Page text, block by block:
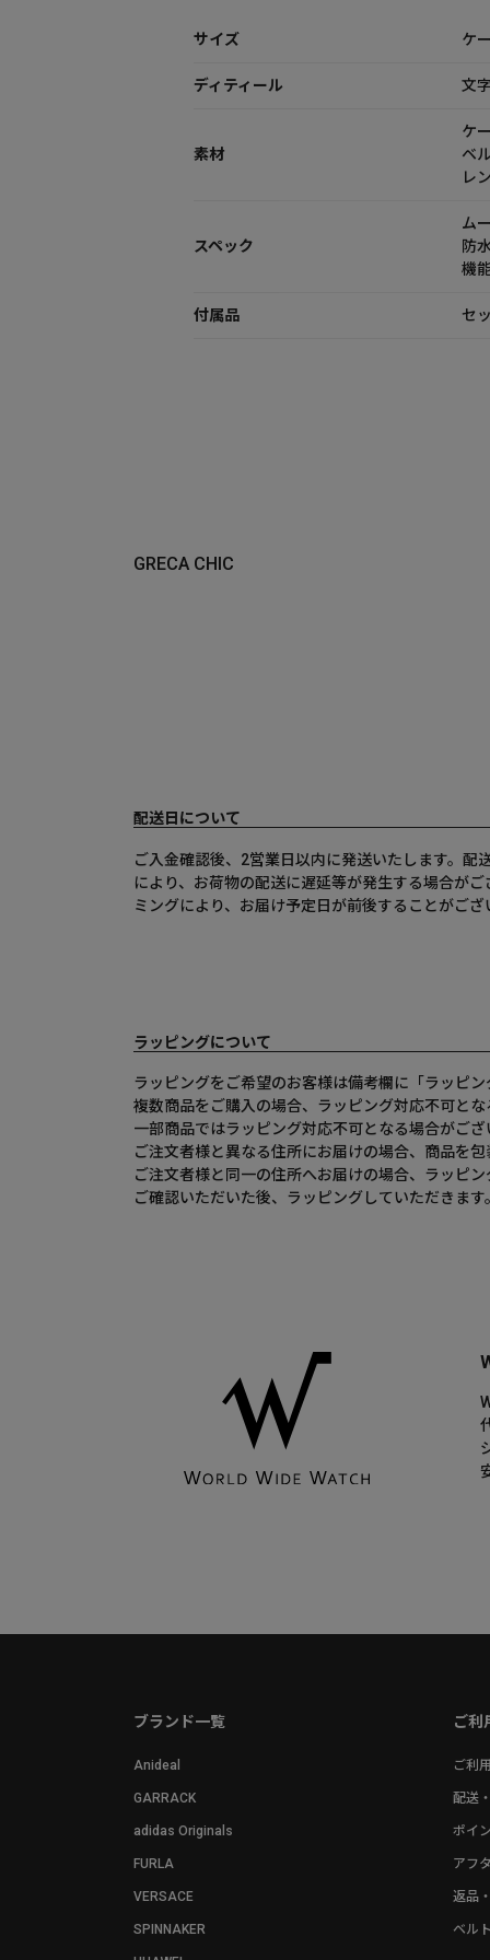
サイズ ケ
ディティール 文
素材
ケ
ベ
レ
スペック
ム
防
機
付属品 セ
GRECA CHIC
配送日について
ご入金確認後、2営業日以内に発送いたします。配
により、お荷物の配送に遅延等が発生する場合が
ミングにより、お届け予定日が前後することがござ
ラッピングについて
ラッピングをご希望のお客様は備考欄に「ラッピ
複数商品をご購入の場合、ラッピング対応不可と
一部商品ではラッピング対応不可となる場合がござ
ご注文者様と異なる住所にお届けの場合、商品を
ご注文者様と同一の住所へお届けの場合、ラッピ
ご確認いただいた後、ラッピングしていただきます
ブランド一覧
Anideal
GARRACK
adidas Originals
FURLA
VERSACE
SPINNAKER
ご利
ご利
配送
ポイ
アフ
返品
ベル